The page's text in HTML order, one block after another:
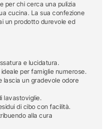
per chi cerca una pulizia
cucina. La sua confezione
un prodotto durevole ed
e lucidatura.
per famiglie numerose.
lascia un gradevole odore
lavastoviglie.
di cibo con facilità.
alla cura